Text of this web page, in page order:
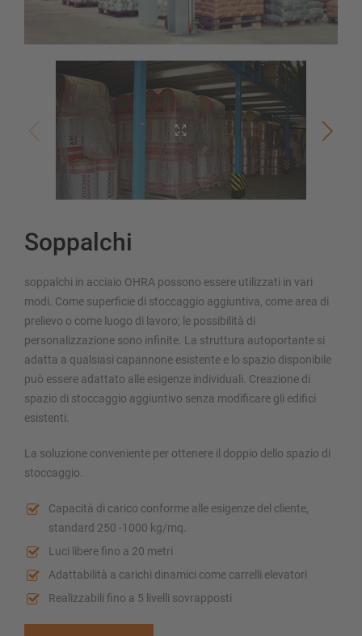
Soppalchi
soppalchi in acciaio OHRA possono essere utilizzati in vari
modi. Come superficie di stoccaggio aggiuntiva, come area di
prelievo o come luogo di lavoro; le possibilità di
personalizzazione sono infinite. La struttura autoportante si
adatta a qualsiasi capannone esistente e lo spazio disponibile
può essere adattato alle esigenze individuali. Creazione di
spazio di stoccaggio aggiuntivo senza modificare gli edifici
esistenti.
La soluzione conveniente per ottenere il doppio dello spazio di
stoccaggio.
Capacità di carico conforme alle esigenze del cliente,
standard 250 -1000 kg/mq.
Luci libere fino a 20 metri
Adattabilità a carichi dinamici come carrelli elevatori
Realizzabili fino a 5 livelli sovrapposti